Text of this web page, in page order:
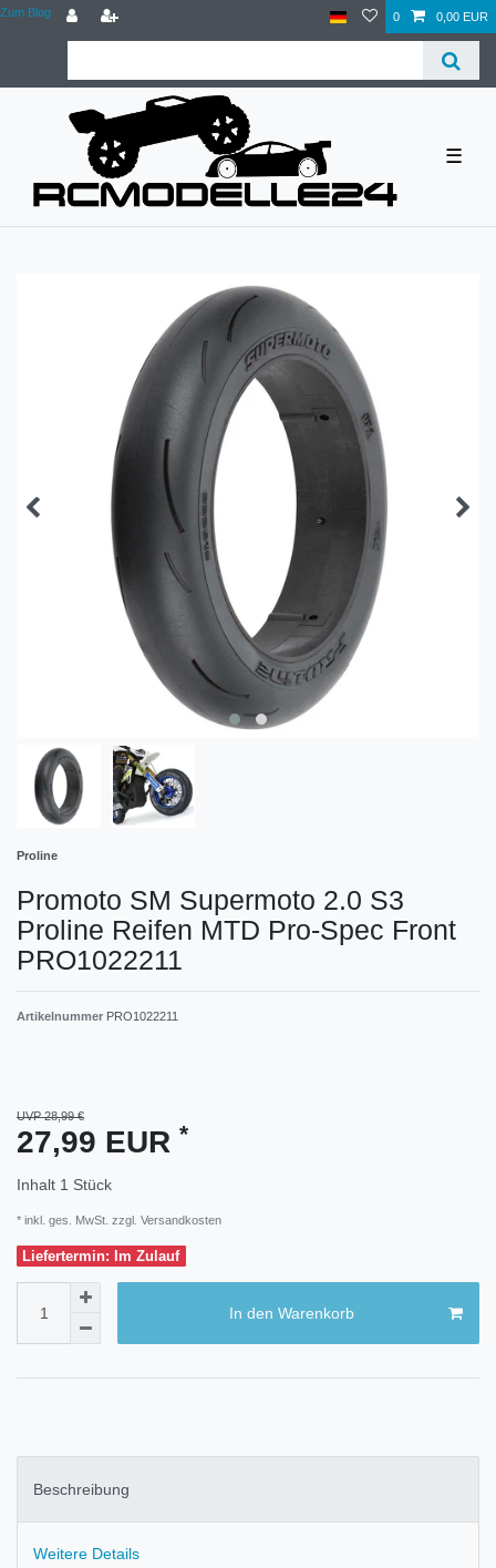
Zum Blog 0 0,00 EUR
☰
Proline
Promoto SM Supermoto 2.0 S3
Proline Reifen MTD Pro-Spec Front
PRO1022211
Artikelnummer PRO1022211
UVP 28,99 €
27,99 EUR *
Inhalt 1 Stück
* inkl. ges. MwSt. zzgl. Versandkosten
Liefertermin: Im Zulauf
In den Warenkorb
Beschreibung
Weitere Details